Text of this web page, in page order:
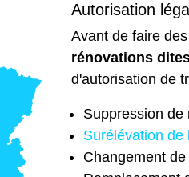
Autorisation
Avant de faire
rénovations
d'autorisation de
Suppression de
Surélévation de
Changement